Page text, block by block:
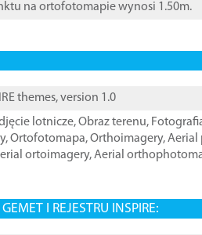
na ortofotomapie wynosi 1.50m.
themes, version 1.0
lotnicze,Obraz terenu,
,Ortofotomapa,Orthoimagery,Aerial
ortoimagery,Aerial
I REJESTRU INSPIRE: